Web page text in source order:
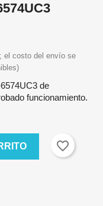
el costo del envío se
de
funcionamiento.
favorite_border